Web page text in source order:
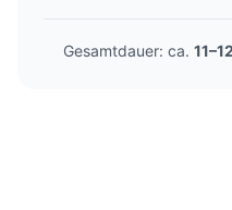
Gesamtdauer: ca.